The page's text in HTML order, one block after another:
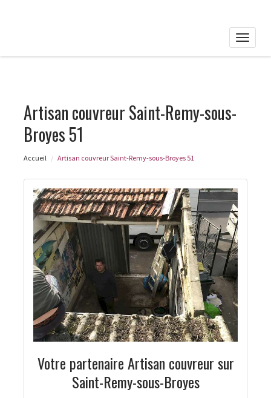
Toggle
Artisan couvreur Saint-Remy-sous-
Broyes 51
Accueil Artisan couvreur Saint-Remy-sous-Broyes 51
Votre partenaire Artisan couvreur sur
Saint-Remy-sous-Broyes